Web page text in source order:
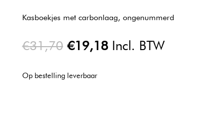
Kasboekjes met carbonlaag, ongenummerd
€31,70 Oorspronkelijke
was:
€19,18Huidige
Incl. BTW
Op bestelling leverbaar